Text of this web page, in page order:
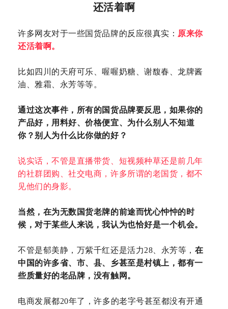
还活着啊
许多网友对于一些国货品牌的反应很真实： 原来你
还活着啊。
比如四川的天府可乐、喔喔奶糖、谢馥春、龙牌酱
油、雅霜、永芳等等。
通过这次事件，所有的国货品牌要反思，如果你的
产品好，用料好、价格便宜、为什么别人不知道
你？别人为什么比你做的好？
说实话，不管是直播带货、短视频种草还是前几年
的社群团购、社交电商，许多所谓的老国货，都不
见他们的身影。
当然，在为无数国货老牌的前途而忧心忡忡的时
候，对于某些人来说，我认为也恰好是一个机会。
不管是郁美静，万紫千红还是活力28、永芳等， 在
中国的许多省、市、县、乡甚至是村镇上，都有一
些质量好的老品牌，没有触网。
电商发展都20年了，许多的老字号甚至都没有开通